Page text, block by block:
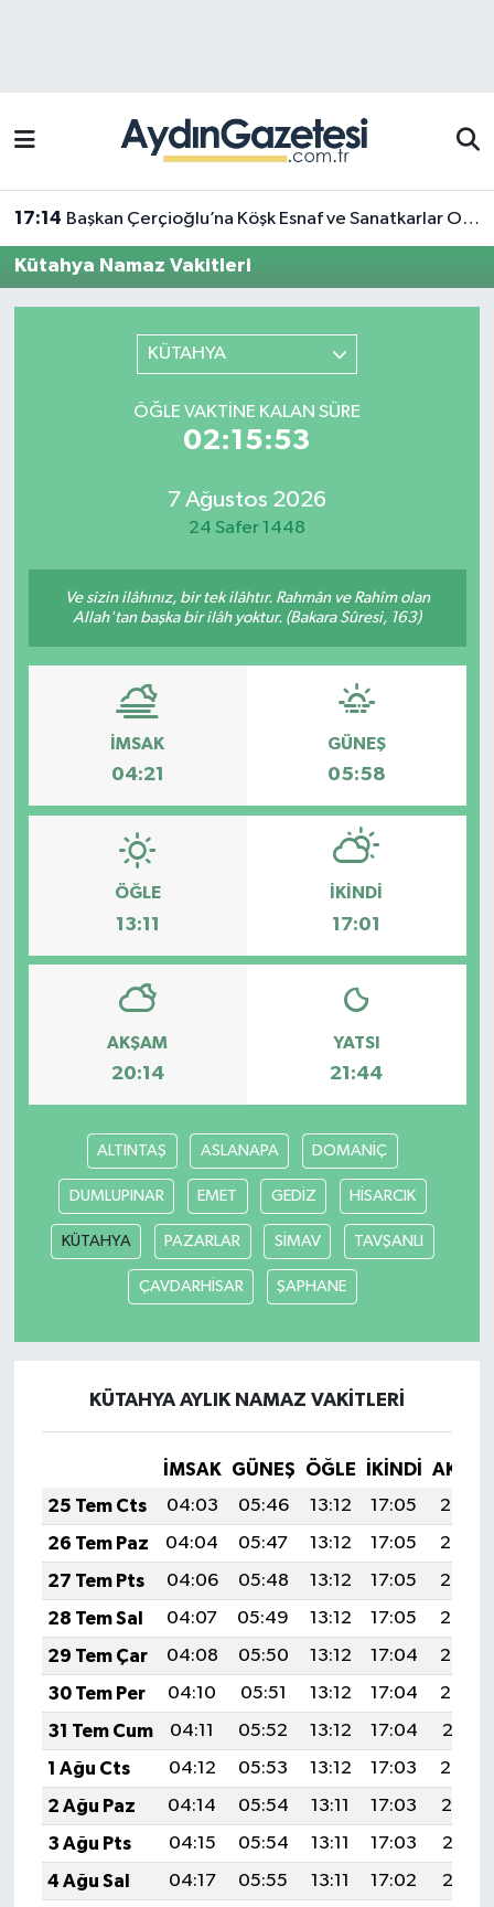
17:14 Başkan Çerçioğlu’na Köşk Esnaf ve Sanatkarlar Odası’ndan ziyaret
Kütahya Namaz Vakitleri
KÜTAHYA
ÖĞLE VAKTINE KALAN SÜRE
02:15:53
7 Ağustos 2026
24 Safer 1448
Ve sizin ilâhınız, bir tek ilâhtır. Rahmân ve Rahîm olan
Allah'tan başka bir ilâh yoktur. (Bakara Sûresi, 163)
İMSAK
04:21
GÜNEŞ
05:58
ÖĞLE
13:11
İKINDI
17:01
AKŞAM
20:14
YATSI
21:44
ALTINTAŞ ASLANAPA DOMANİÇ
DUMLUPINAR EMET GEDİZ HİSARCIK
KÜTAHYA PAZARLAR SİMAV TAVŞANLI
ÇAVDARHİSAR ŞAPHANE
KÜTAHYA AYLIK NAMAZ VAKITLERI
İMSAK GÜNEŞ ÖĞLE İKINDI
25 Tem Cts
04:03 05:46 13:12 17:05
20:27
26 Tem Paz
04:04 05:47 13:12 17:05
20:26
27 Tem Pts
04:06 05:48 13:12 17:05
20:25
28 Tem Sal
04:07 05:49 13:12 17:05
20:24
29 Tem Çar
04:08 05:50 13:12 17:04
20:23
30 Tem Per
04:10 05:51 13:12 17:04
20:22
31 Tem Cum
04:11 05:52 13:12 17:04
20:21
1 Ağu Cts
04:12 05:53 13:12 17:03
20:20
2 Ağu Paz
04:14 05:54 13:11 17:03
20:19
3 Ağu Pts
04:15 05:54 13:11 17:03
20:18
4 Ağu Sal
04:17 05:55 13:11 17:02
20:17
Efeler Trafik Yoğunluk Haritası
Süper Lig Puan Durumu ve Fikstür
Tüm Manşetler
Son Dakika Haberleri
Haber Arşivi